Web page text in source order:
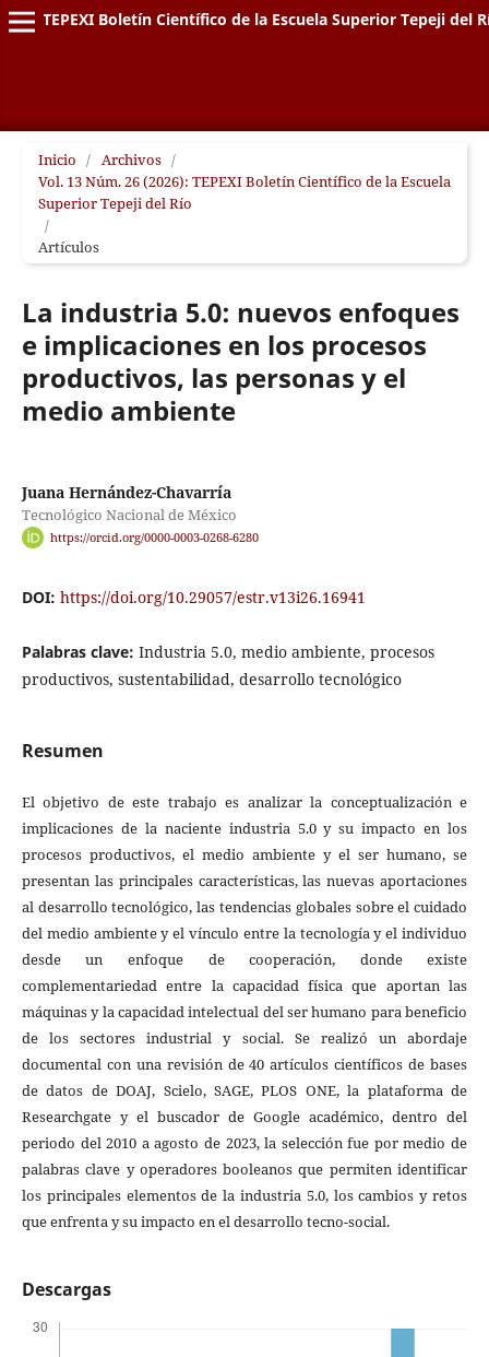
TEPEXI Boletín Científico de la Escuela Superior Tepeji del
Inicio / Archivos /
Vol. 13 Núm. 26 (2026): TEPEXI Boletín Científico de la Escuela
Superior Tepeji del Río
/
Artículos
La industria 5.0: nuevos enfoques
e implicaciones en los procesos
productivos, las personas y el
medio ambiente
Juana Hernández-Chavarría
Tecnológico Nacional de México
https://orcid.org/0000-0003-0268-6280
DOI: https://doi.org/10.29057/estr.v13i26.16941
Palabras clave: Industria 5.0, medio ambiente, procesos
productivos, sustentabilidad, desarrollo tecnológico
Resumen
El objetivo de este trabajo es analizar la conceptualización e
implicaciones de la naciente industria 5.0 y su impacto en los
procesos productivos, el medio ambiente y el ser humano, se
presentan las principales características, las nuevas aportaciones
al desarrollo tecnológico, las tendencias globales sobre el cuidado
del medio ambiente y el vínculo entre la tecnología y el individuo
desde un enfoque de cooperación, donde existe
complementariedad entre la capacidad física que aportan las
máquinas y la capacidad intelectual del ser humano para beneficio
de los sectores industrial y social. Se realizó un abordaje
documental con una revisión de 40 artículos científicos de bases
de datos de DOAJ, Scielo, SAGE, PLOS ONE, la plataforma de
Researchgate y el buscador de Google académico, dentro del
periodo del 2010 a agosto de 2023, la selección fue por medio de
palabras clave y operadores booleanos que permiten identificar
los principales elementos de la industria 5.0, los cambios y retos
que enfrenta y su impacto en el desarrollo tecno-social.
Descargas